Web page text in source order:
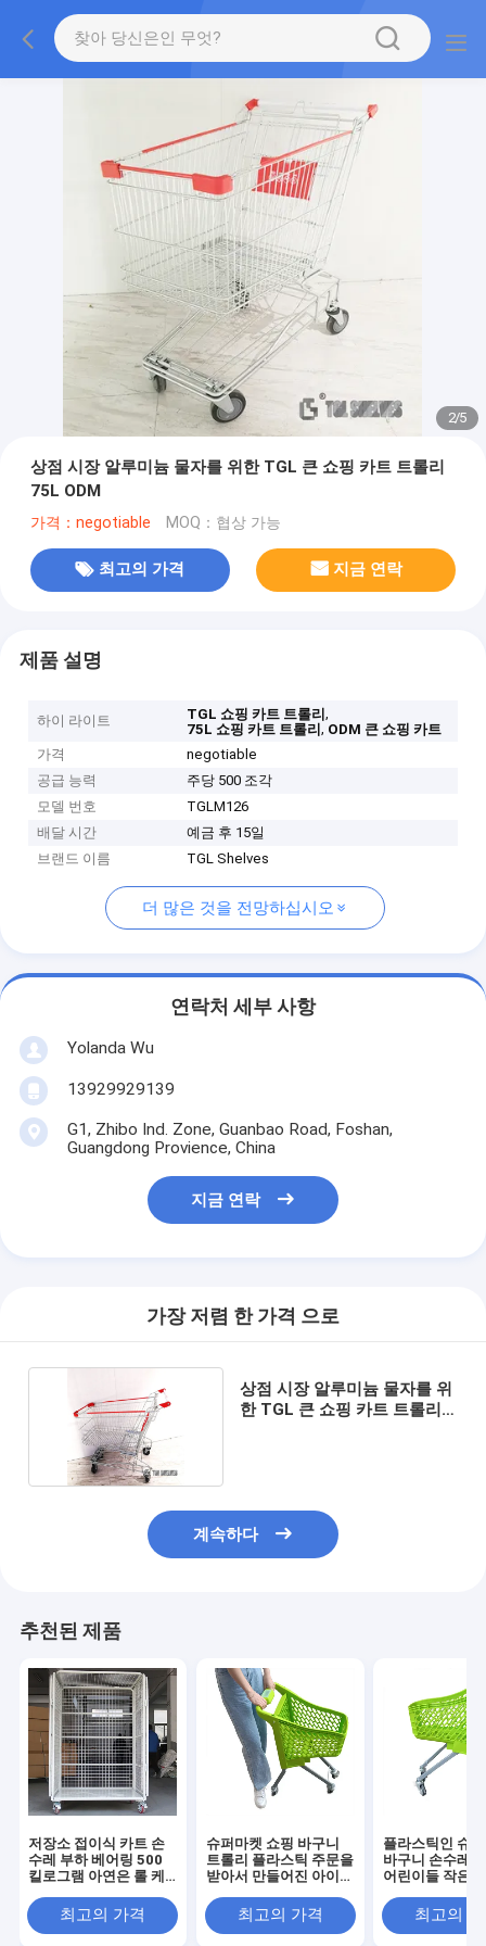
2/5
상점 시장 알루미늄 물자를 위한 TGL 큰 쇼핑 카트 트롤리
75L ODM
가격：negotiable MOQ：협상 가능
최고의 가격 지금 연락
제품 설명
하이 라이트 TGL 쇼핑 카트 트롤리,
75L 쇼핑 카트 트롤리, ODM 큰 쇼핑 카트
가격
negotiable
공급 능력
주당 500 조각
모델 번호
TGLM126
배달 시간
예금 후 15일
브랜드 이름
TGL Shelves
더 많은 것을 전망하십시오
연락처 세부 사항
Yolanda Wu
13929929139
G1, Zhibo Ind. Zone, Guanbao Road, Foshan,
Guangdong Provience, China
지금 연락
가장 저렴 한 가격 으로
상점 시장 알루미늄 물자를 위
한 TGL 큰 쇼핑 카트 트롤리
계속하다
추천된 제품
저장소 접이식 카트 손
수레 부하 베어링 500
킬로그램 아연은 롤 케
금처리했습니다
최고의 가격
슈퍼마켓 쇼핑 바구니
트롤리 플라스틱 주문을
받아서 만들어진 아이들
최고의 가격
플라스틱인 슈
바구니 손수레
어린이들 작은
최고의